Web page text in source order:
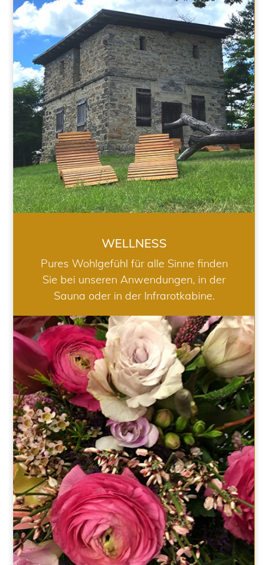
WELLNESS
WELLNESS
Pures Wohlgefühl für alle Sinne finden
Sie bei unseren Anwendungen, in der
Sauna oder in der Infrarotkabine.
HOCHZEIT